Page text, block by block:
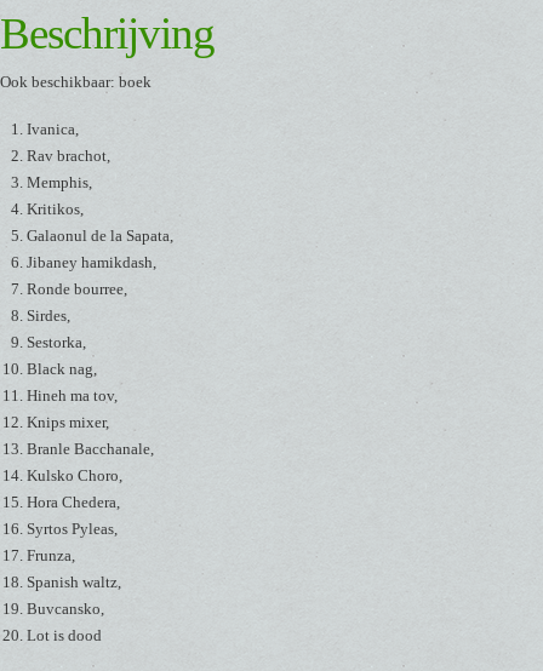
Beschrijving
Ook beschikbaar: boek
Ivanica,
Rav brachot,
Memphis,
Kritikos,
Galaonul de la Sapata,
Jibaney hamikdash,
Ronde bourree,
Sirdes,
Sestorka,
Black nag,
Hineh ma tov,
Knips mixer,
Branle Bacchanale,
Kulsko Choro,
Hora Chedera,
Syrtos Pyleas,
Frunza,
Spanish waltz,
Buvcansko,
Lot is dood